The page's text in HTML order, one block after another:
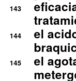
143
144
el
145
el